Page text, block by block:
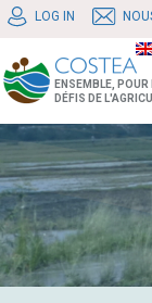
LOG IN
ENSEMBLE, POUR
DÉFIS DE